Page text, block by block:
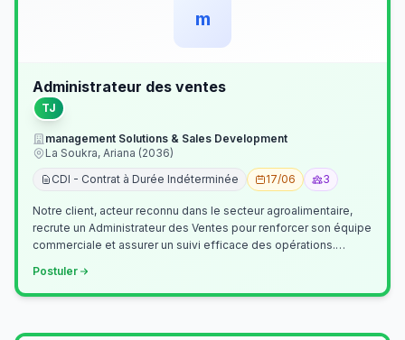
m
Administrateur des ventes
TJ
management Solutions & Sales Development
La Soukra, Ariana (2036)
CDI - Contrat à Durée Indéterminée
17/06 3
Notre client, acteur reconnu dans le secteur agroalimentaire,
recrute un Administrateur des Ventes pour renforcer son équipe
commerciale et assurer un suivi efficace des opérations.
Postuler